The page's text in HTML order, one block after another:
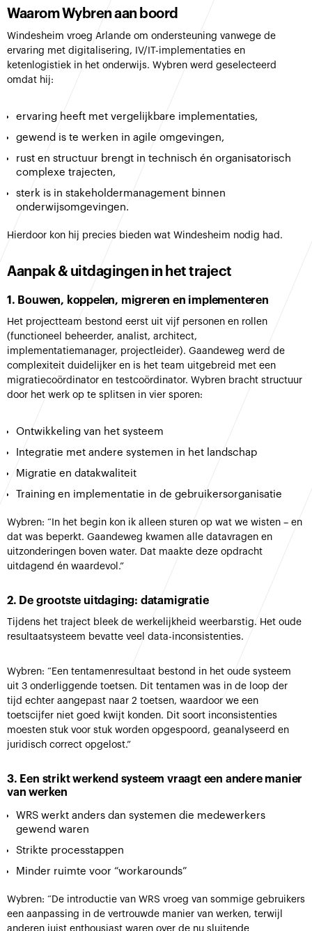
Waarom Wybren aan boord
Windesheim vroeg Arlande om ondersteuning vanwege de
ervaring met digitalisering, IV/IT-implementaties en
ketenlogistiek in het onderwijs. Wybren werd geselecteerd
omdat hij:
ervaring heeft met vergelijkbare implementaties,
gewend is te werken in agile omgevingen,
rust en structuur brengt in technisch én organisatorisch
complexe trajecten,
sterk is in stakeholdermanagement binnen
onderwijsomgevingen.
Hierdoor kon hij precies bieden wat Windesheim nodig had.
Aanpak & uitdagingen in het traject
1. Bouwen, koppelen, migreren en implementeren
Het projectteam bestond eerst uit vijf personen en rollen
(functioneel beheerder, analist, architect,
implementatiemanager, projectleider). Gaandeweg werd de
complexiteit duidelijker en is het team uitgebreid met een
migratiecoördinator en testcoördinator. Wybren bracht structuur
door het werk op te splitsen in vier sporen:
Ontwikkeling van het systeem
Integratie met andere systemen in het landschap
Migratie en datakwaliteit
Training en implementatie in de gebruikersorganisatie
Wybren: “In het begin kon ik alleen sturen op wat we wisten – en
dat was beperkt. Gaandeweg kwamen alle datavragen en
uitzonderingen boven water. Dat maakte deze opdracht
uitdagend én waardevol.”
2. De grootste uitdaging: datamigratie
Tijdens het traject bleek de werkelijkheid weerbarstig. Het oude
resultaatsysteem bevatte veel data-inconsistenties.
Wybren: “Een tentamenresultaat bestond in het oude systeem
uit 3 onderliggende toetsen. Dit tentamen was in de loop der
tijd echter aangepast naar 2 toetsen, waardoor we een
toetscijfer niet goed kwijt konden. Dit soort inconsistenties
moesten stuk voor stuk worden opgespoord, geanalyseerd en
juridisch correct opgelost.”
3. Een strikt werkend systeem vraagt een andere manier
van werken
WRS werkt anders dan systemen die medewerkers
gewend waren
Strikte processtappen
Minder ruimte voor “workarounds”
Wybren: “De introductie van WRS vroeg van sommige gebruikers
een aanpassing in de vertrouwde manier van werken, terwijl
anderen juist enthousiast waren over de nu sluitende